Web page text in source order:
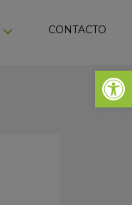
Abrir
CONTACTO